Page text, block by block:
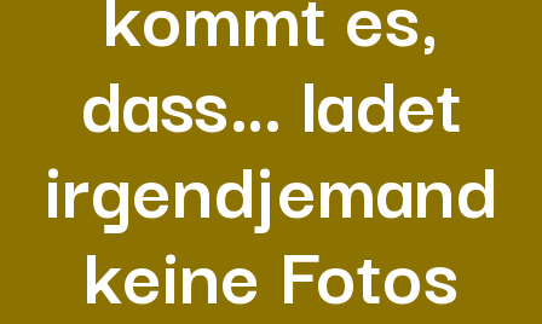
dass… ladet
irgendjemand
keine Fotos